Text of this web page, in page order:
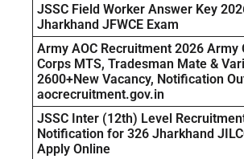
JSSC Field Worker Answer Key
Jharkhand JFWCE Exam
Army AOC Recruitment 2026 Army
Corps MTS, Tradesman Mate &
2600+New Vacancy, Notification
aocrecruitment.gov.in
JSSC Inter (12th) Level
Notification for 326 Jharkhand
Apply Online